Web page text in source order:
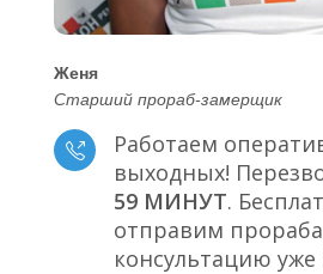
Женя
Старший прораб-замерщик
Работаем
выходных!
59 МИНУТ.
отправим
консультацию уже